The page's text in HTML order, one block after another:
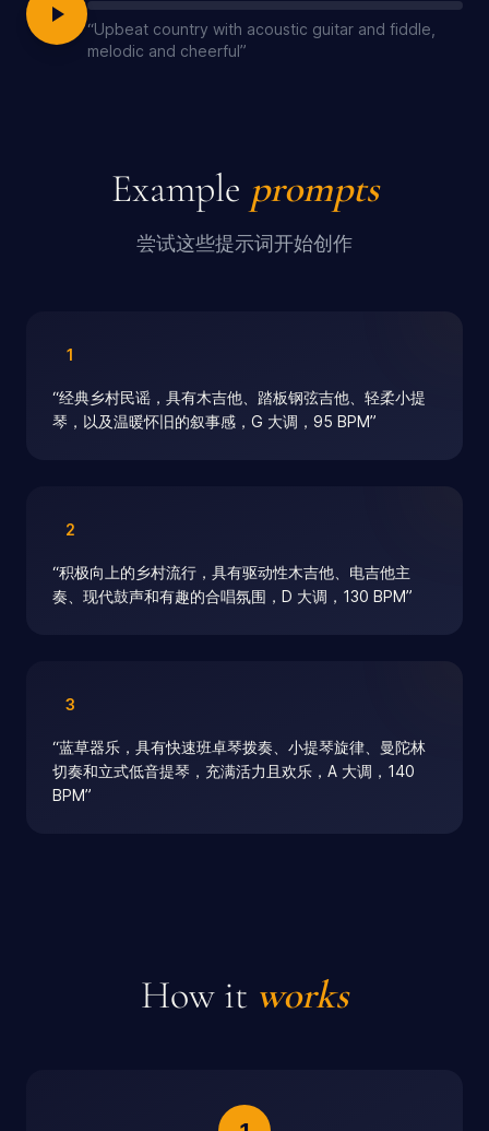
“Upbeat country with acoustic guitar and fiddle,
melodic and cheerful”
Example prompts
尝试这些提示词开始创作
1
“经典乡村民谣，具有木吉他、踏板钢弦吉他、轻柔小提
琴，以及温暖怀旧的叙事感，G 大调，95 BPM”
2
“积极向上的乡村流行，具有驱动性木吉他、电吉他主
奏、现代鼓声和有趣的合唱氛围，D 大调，130 BPM”
3
“蓝草器乐，具有快速班卓琴拨奏、小提琴旋律、曼陀林
切奏和立式低音提琴，充满活力且欢乐，A 大调，140
BPM”
How it works